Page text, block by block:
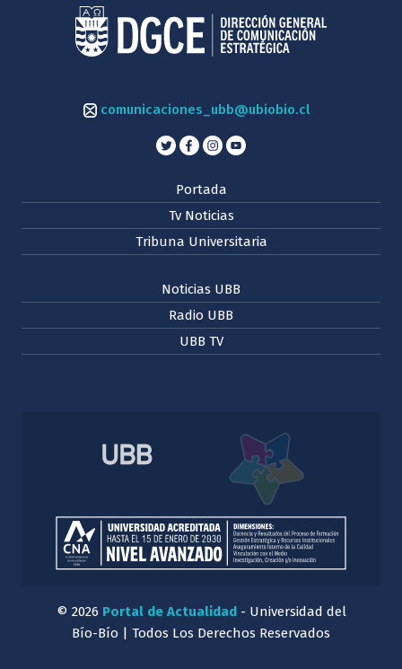
comunicaciones_ubb@ubiobio.cl
Portada
Tv Noticias
Tribuna Universitaria
Noticias UBB
Radio UBB
UBB TV
© 2026 Portal de Actualidad - Universidad del
Bío-Bío | Todos Los Derechos Reservados